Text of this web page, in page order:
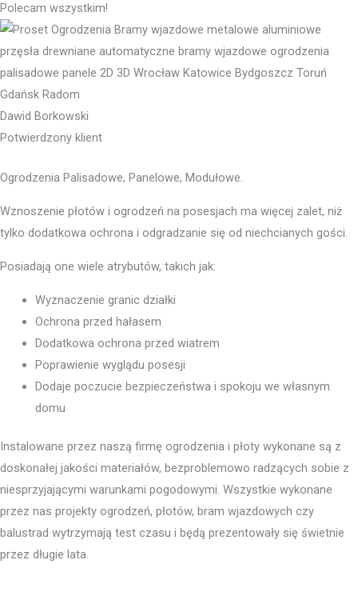
Polecam wszystkim!
Dawid Borkowski
Potwierdzony klient
Ogrodzenia Palisadowe, Panelowe, Modułowe.
Wznoszenie płotów i ogrodzeń na posesjach ma więcej zalet, niż
tylko dodatkowa ochrona i odgradzanie się od niechcianych gości.
Posiadają one wiele atrybutów, takich jak:
Wyznaczenie granic działki
Ochrona przed hałasem
Dodatkowa ochrona przed wiatrem
Poprawienie wyglądu posesji
Dodaje poczucie bezpieczeństwa i spokoju we własnym
domu
Instalowane przez naszą firmę ogrodzenia i płoty wykonane są z
doskonałej jakości materiałów, bezproblemowo radzących sobie z
niesprzyjającymi warunkami pogodowymi. Wszystkie wykonane
przez nas projekty ogrodzeń, płotów, bram wjazdowych czy
balustrad wytrzymają test czasu i będą prezentowały się świetnie
przez długie lata.